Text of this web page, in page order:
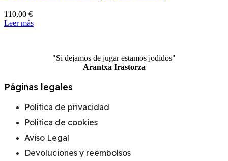
110,00 €
Leer más
"Si dejamos de jugar estamos jodidos"
Arantxa Irastorza
Páginas legales
Política de privacidad
Política de cookies
Aviso Legal
Devoluciones y reembolsos